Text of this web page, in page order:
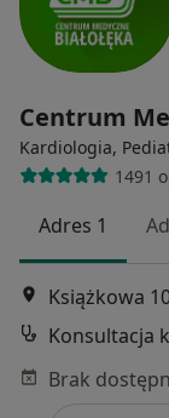
Centrum
Kardiologia,
1491
Adres 1
Książkowa
Konsultacja